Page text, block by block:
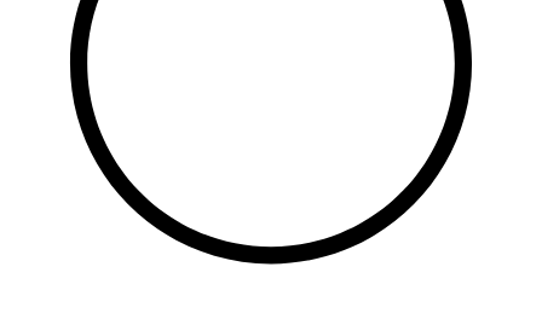
Балык бистәсе
104,9 FM
Баулы
107,5 FM
Биләр